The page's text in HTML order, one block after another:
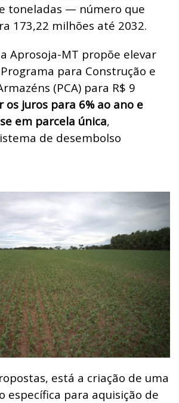
toneladas — número que
173,22 milhões até 2032.
Aprosoja-MT propõe elevar
para Construção e
(PCA) para R$ 9
os juros para 6% ao ano e
em parcela única,
de desembolso
está a criação de uma
específica para aquisição de